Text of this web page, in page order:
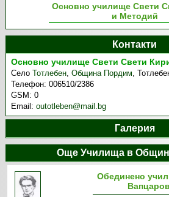
Основно училище Свети
и Методий
Контакти
Основно училище Свети Свети
СелоТотлебен,Община Пордим,
Телефон:006510/2386
GSM:0
Email:outotleben@mail.bg
Галерия
Още Училища в
Обединено